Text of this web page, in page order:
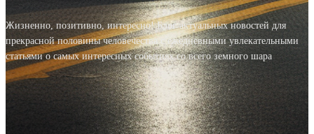
Жизненно, позитивно, интересно! Блог актуальных новостей для
прекрасной половины человечества с ежедневными увлекательными
статьями о самых интересных событиях со всего земного шара